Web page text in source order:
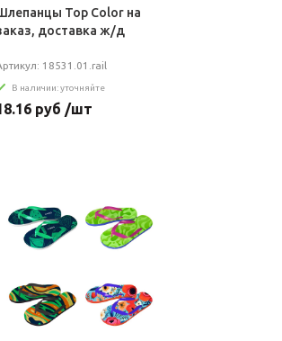
Top Color на
доставка ж/д
18531.01.rail
В наличии: уточняйте
руб /шт